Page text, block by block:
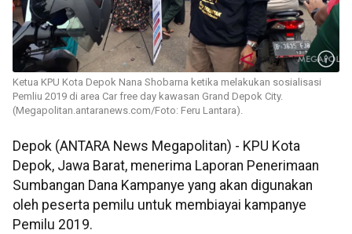
Ketua KPU Kota Depok Nana Shobarna ketika melakukan sosialisasi
Pemliu 2019 di area Car free day kawasan Grand Depok City.
(Megapolitan.antaranews.com/Foto: Feru Lantara).
Depok (ANTARA News Megapolitan) - KPU Kota
Depok, Jawa Barat, menerima Laporan Penerimaan
Sumbangan Dana Kampanye yang akan digunakan
oleh peserta pemilu untuk membiayai kampanye
Pemilu 2019.